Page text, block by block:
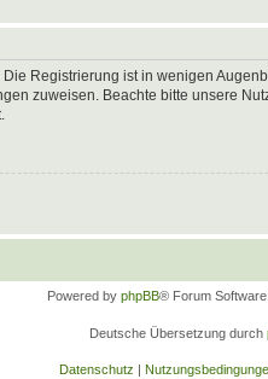
Registrierung ist in wenigen
zuweisen. Beachte bitte unsere
Powered by phpBB® Forum
Deutsche Übersetzung durch
Datenschutz